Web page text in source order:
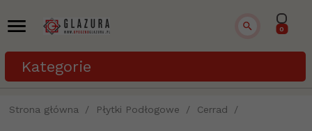
Kategorie
0
Strona główna Płytki Podłogowe Cerrad